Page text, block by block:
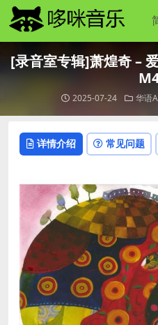
[录音室专辑]萧煌奇 –
2025-07-24 华语
详情介绍 常见问题